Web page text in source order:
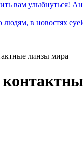
вам улыбнуться!
в новостях
линзы мира